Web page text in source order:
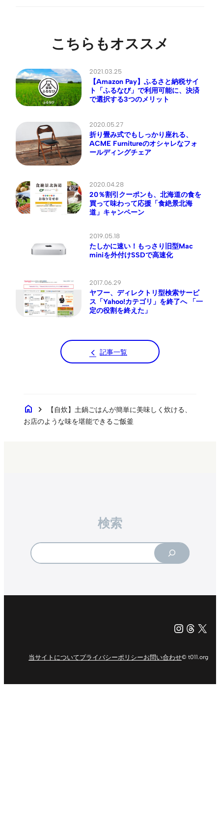
こちらもオススメ
2021.03.25
【Amazon Pay】ふるさと納税サイ
ト「ふるなび」で利用可能に、決済
で選択する3つのメリット
2020.05.27
折り畳み式でもしっかり座れる、
ACME Furnitureのオシャレなフォ
ールディングチェア
2020.04.28
20％割引クーポンも、北海道の食を
買って味わって応援「食絶景北海
道」キャンペーン
2019.05.18
たしかに速い！もっさり旧型Mac
miniを外付けSSDで高速化
2017.06.29
ヤフー、ディレクトリ型検索サービ
ス「Yahoo!カテゴリ」を終了へ 「一
定の役割を終えた」
記事一覧
home chevron_right
【自炊】土鍋ごはんが簡単に美味しく炊ける、
お店のような味を堪能できるご飯釜
検索
X（旧
当サイトについてプライバシーポリシーお問い合わせ© t011.org